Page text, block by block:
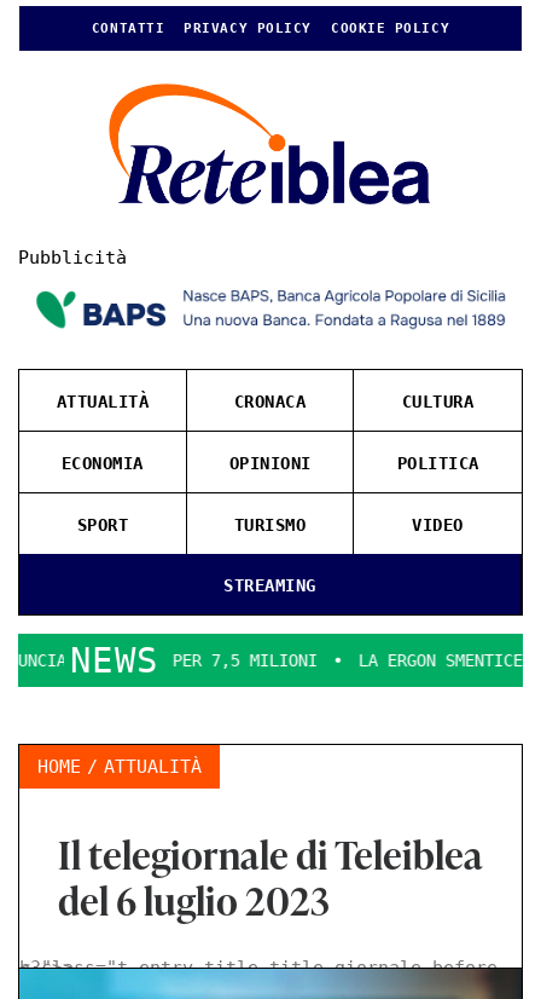
CONTATTI PRIVACY POLICY COOKIE POLICY
Pubblicità
STREAMING
ATTUALITÀ CRONACA CULTURA
ECONOMIA OPINIONI POLITICA
SPORT TURISMO VIDEO
NEWS
PER 7,5 MILIONI LA ERGON SMENTICE LA
HOME ATTUALITÀ
Il telegiornale di Teleiblea
del 6 luglio 2023
< class="t-entry-title title-giornale-before h3">>